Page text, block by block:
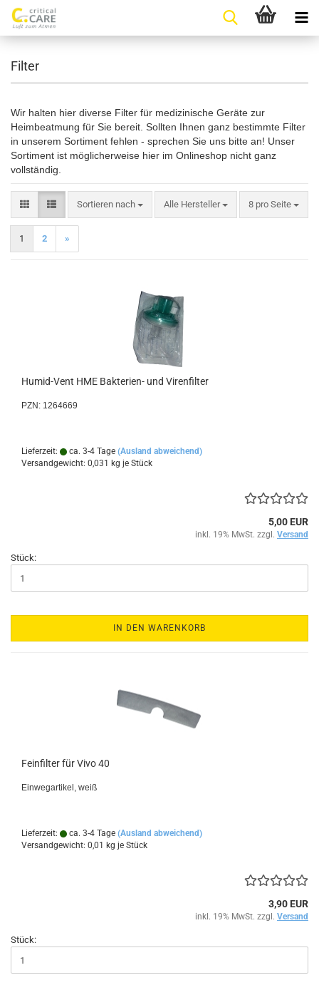
Filter
Wir halten hier diverse Filter für medizinische Geräte zur
Heimbeatmung für Sie bereit. Sollten Ihnen ganz bestimmte Filter
in unserem Sortiment fehlen - sprechen Sie uns bitte an! Unser
Sortiment ist möglicherweise hier im Onlineshop nicht ganz
vollständig.
Sortieren nach
Sortieren nach Alle Hersteller 8 pro Seite
pro Seite
1 2 »
Humid-Vent HME Bakterien- und Virenfilter
PZN: 1264669
Lieferzeit: ca. 3-4 Tage (Ausland abweichend)
Versandgewicht: 0,031 kg je Stück
5,00 EUR
inkl. 19% MwSt. zzgl. Versand
Stück:
IN DEN WARENKORB
Feinfilter für Vivo 40
Einwegartikel, weiß
Lieferzeit: ca. 3-4 Tage (Ausland abweichend)
Versandgewicht: 0,01 kg je Stück
3,90 EUR
inkl. 19% MwSt. zzgl. Versand
Stück: